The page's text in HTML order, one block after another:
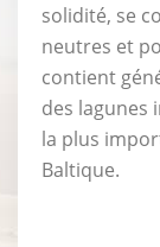
solidité, se
neutres et
contient
des lagunes
la plus
Baltique.